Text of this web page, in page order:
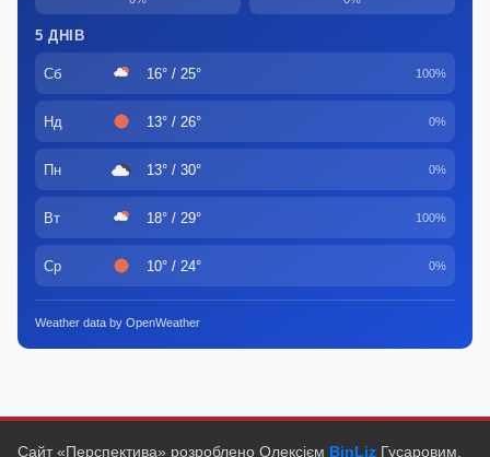
5 ДНІВ
Сб 16° / 25° 100%
Нд 13° / 26° 0%
Пн 13° / 30° 0%
Вт 18° / 29° 100%
Ср 10° / 24° 0%
Weather data by OpenWeather
Сайт «Перспектива» розроблено Олексієм BinLiz Гусаровим.